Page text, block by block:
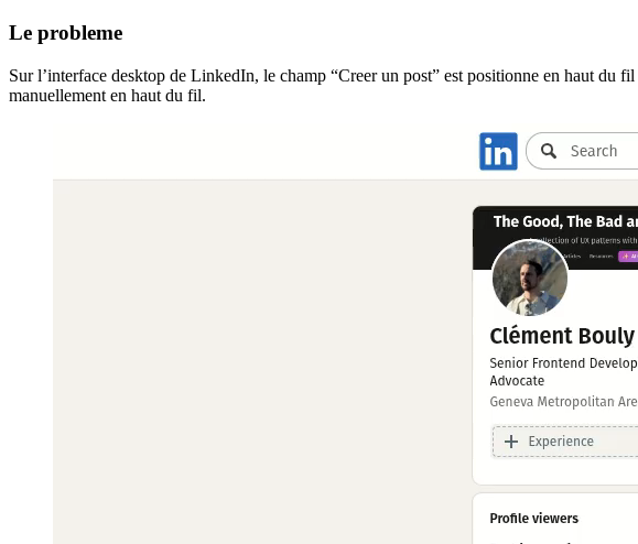
Le probleme
Sur l’interface desktop de LinkedIn, le champ “Creer un post” est positionne en haut du
manuellement en haut du fil.